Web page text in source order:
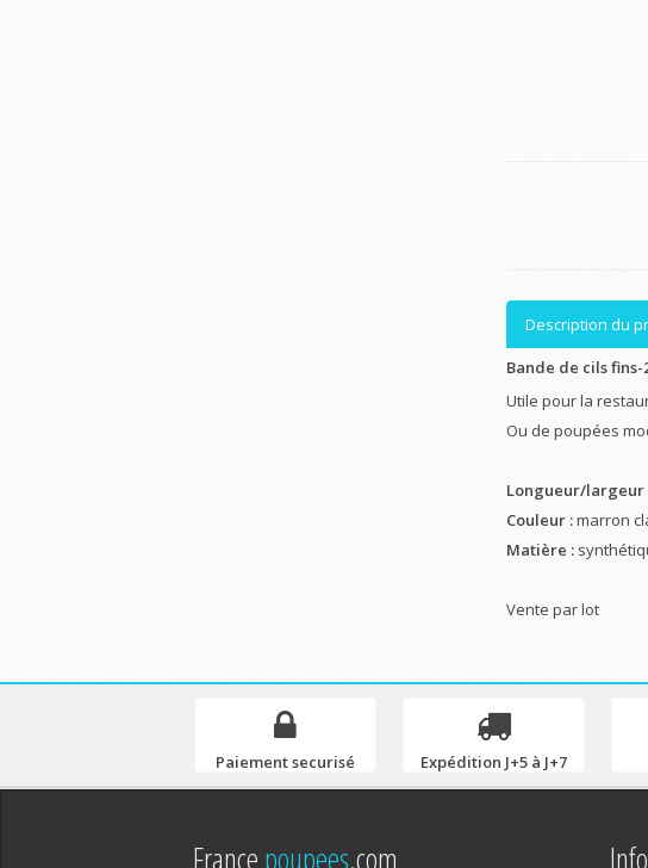
Description du
Bande de cils fins-
Utile pour la
Ou de poupées
Longueur/largeur
Couleur :marron
Matière :
Vente par lot
Paiement securisé Expédition J+5 à J+7
Francepoupees.com